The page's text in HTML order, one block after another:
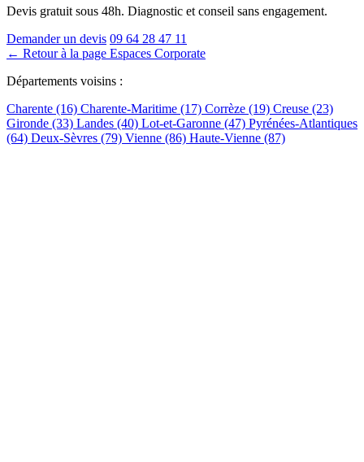
Devis gratuit sous 48h. Diagnostic et conseil sans engagement.
Demander un devis 09 64 28 47 11
← Retour à la page Espaces Corporate
Départements voisins :
Charente (16) Charente-Maritime (17) Corrèze (19) Creuse (23)
Gironde (33) Landes (40) Lot-et-Garonne (47) Pyrénées-Atlantiques
(64) Deux-Sèvres (79) Vienne (86) Haute-Vienne (87)